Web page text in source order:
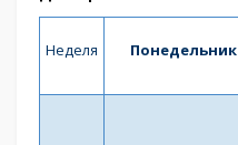
Неделя Понедельник